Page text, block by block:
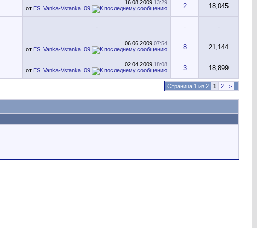
16.08.2009 13:29
от ES_Vanka-Vstanka_09 2 18,045
- - -
06.06.2009 07:54
от ES_Vanka-Vstanka_09 8 21,144
02.04.2009 18:08
от ES_Vanka-Vstanka_09 3 18,899
Страница 1 из 2 1 2 >